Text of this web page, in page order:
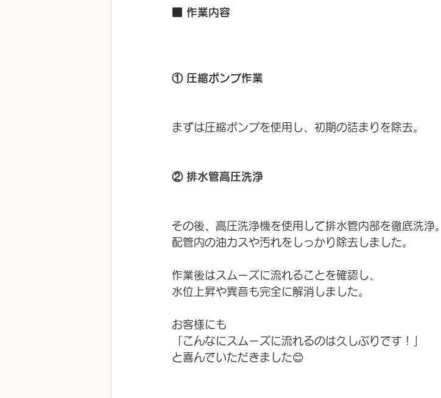
■ 作業内容
① 圧縮ポンプ作業
まずは圧縮ポンプを使用し、初期の詰まりを除去。
② 排水管高圧洗浄
その後、高圧洗浄機を使用して排水管内部を徹底洗浄。
配管内の油カスや汚れをしっかり除去しました。
作業後はスムーズに流れることを確認し、
水位上昇や異音も完全に解消しました。
お客様にも
「こんなにスムーズに流れるのは久しぶりです！」
と喜んでいただきました😊